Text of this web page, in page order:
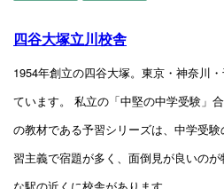
四谷大塚立川校舎
1954年創立の四谷大塚。東京・神奈川
ています。 私立の「中堅の中学受験」
の教材である予習シリーズは、中学受
習主義で宿題が多く、面倒見が良いの